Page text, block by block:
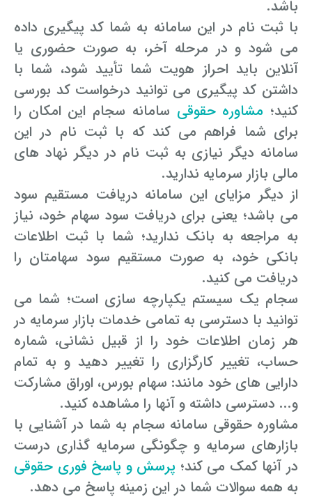
باشد.
با ثبت نام در این سامانه به شما کد پیگیری داده
می شود و در مرحله آخر، به صورت حضوری یا
آنلاین باید احراز هویت شما تأیید شود، شما با
داشتن کد پیگیری می توانید درخواست کد بورسی
کنید؛ مشاوره حقوقی سامانه سجام این امکان را
برای شما فراهم می کند که با ثبت نام در این
سامانه دیگر نیازی به ثبت نام در دیگر نهاد های
مالی بازار سرمایه ندارید.
از دیگر مزایای این سامانه دریافت مستقیم سود
می باشد؛ یعنی برای دریافت سود سهام خود، نیاز
به مراجعه به بانک ندارید؛ شما با ثبت اطلاعات
بانکی خود، به صورت مستقیم سود سهامتان را
دریافت می کنید.
سجام یک سیستم یکپارچه سازی است؛ شما می
توانید با دسترسی به تمامی خدمات بازار سرمایه در
هر زمان اطلاعات خود را از قبیل نشانی، شماره
حساب، تغییر کارگزاری را تغییر دهید و به تمام
دارایی های خود مانند: سهام بورس، اوراق مشارکت
و... دسترسی داشته و آنها را مشاهده کنید.
مشاوره حقوقی سامانه سجام به شما در آشنایی با
بازارهای سرمایه و چگونگی سرمایه گذاری درست
در آنها کمک می کند؛ پرسش و پاسخ فوری حقوقی
به همه سوالات شما در این زمینه پاسخ می دهد.